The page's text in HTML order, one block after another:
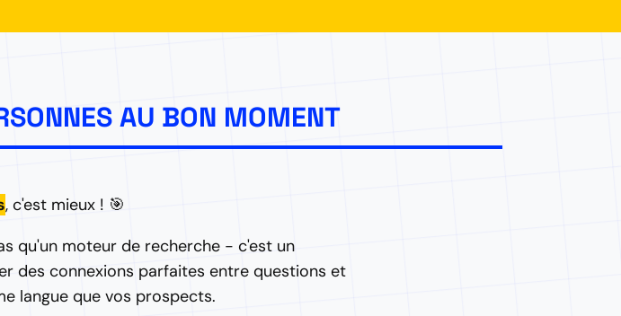
AU BON MOMENT
, c'est mieux ! 🎯
qu'un moteur de recherche - c'est un
des connexions parfaites entre questions et
langue que vos prospects.